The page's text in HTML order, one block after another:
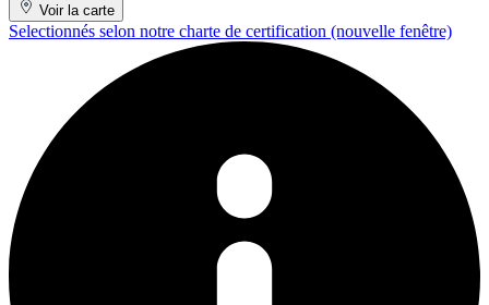
Voir la carte
Selectionnés selon notre charte de certification (nouvelle fenêtre)